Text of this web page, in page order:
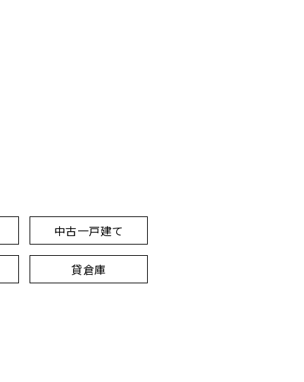
中古一戸建て
貸倉庫